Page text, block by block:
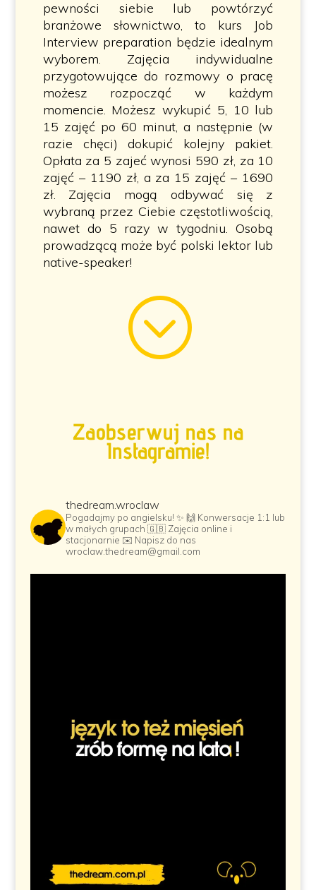
pewności siebie lub powtórzyć
branżowe słownictwo, to kurs Job
Interview preparation będzie idealnym
wyborem. Zajęcia indywidualne
przygotowujące do rozmowy o pracę
możesz rozpocząć w każdym
momencie. Możesz wykupić 5, 10 lub
15 zajęć po 60 minut, a następnie (w
razie chęci) dokupić kolejny pakiet.
Opłata za 5 zajeć wynosi 590 zł, za 10
zajęć – 1190 zł, a za 15 zajęć – 1690
zł. Zajęcia mogą odbywać się z
wybraną przez Ciebie częstotliwością,
nawet do 5 razy w tygodniu. Osobą
prowadzącą może być polski lektor lub
native-speaker!
;
Zaobserwuj nas na
Instagramie!
thedream.wroclaw
Pogadajmy po angielsku! ✨ 🙌 Konwersacje 1:1 lub
w małych grupach 🇬🇧 Zajęcia online i
stacjonarnie ✉️ Napisz do nas
wroclaw.thedream@gmail.com